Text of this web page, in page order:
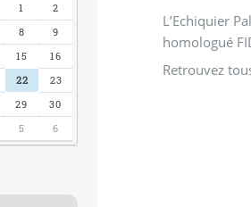
L’Echiquier
homologué
Retrouvez
1
2
8
9
15
16
22
23
29
30
5 6